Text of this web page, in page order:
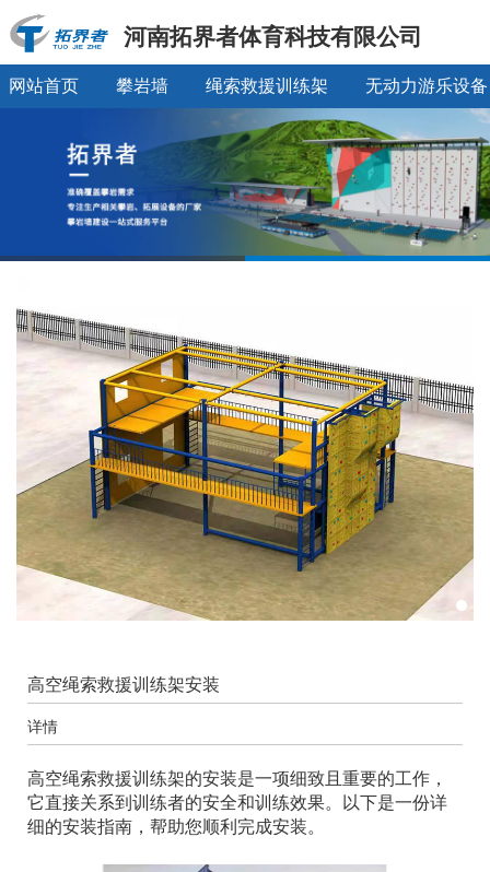
河南拓界者体育科技有限公司
网站首页 攀岩墙 绳索救援训练架 无动力游乐设备
高空绳索救援训练架安装
详情
高空绳索救援训练架的安装是一项细致且重要的工作，
它直接关系到训练者的安全和训练效果。以下是一份详
细的安装指南，帮助您顺利完成安装。